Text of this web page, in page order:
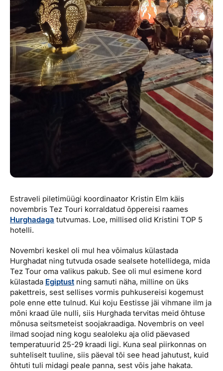
Estraveli piletimüügi koordinaator Kristin Elm käis
novembris Tez Touri korraldatud õppereisi raames
Hurghadaga tutvumas. Loe, millised olid Kristini TOP 5
hotelli.
Novembri keskel oli mul hea võimalus külastada
Hurghadat ning tutvuda osade sealsete hotellidega, mida
Tez Tour oma valikus pakub. See oli mul esimene kord
külastada Egiptust ning samuti näha, milline on üks
pakettreis, sest sellises vormis puhkusereisi kogemust
pole enne ette tulnud. Kui koju Eestisse jäi vihmane ilm ja
mõni kraad üle nulli, siis Hurghada tervitas meid õhtuse
mõnusa seitsmeteist soojakraadiga. Novembris on veel
ilmad soojad ning kogu sealoleku aja olid päevased
temperatuurid 25-29 kraadi ligi. Kuna seal piirkonnas on
suhteliselt tuuline, siis päeval tõi see head jahutust, kuid
õhtuti tuli midagi peale panna, sest võis jahe hakata.